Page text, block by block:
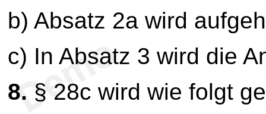
b) Absatz 2a wird
c) In Absatz 3 wird die
8. § 28c wird wie folgt